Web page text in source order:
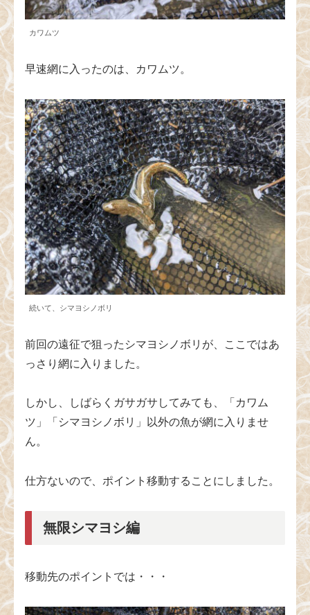
カワムツ
早速網に入ったのは、カワムツ。
続いて、シマヨシノボリ
前回の遠征で狙ったシマヨシノボリが、ここではあ
っさり網に入りました。
しかし、しばらくガサガサしてみても、「カワム
ツ」「シマヨシノボリ」以外の魚が網に入りませ
ん。
仕方ないので、ポイント移動することにしました。
無限シマヨシ編
移動先のポイントでは・・・